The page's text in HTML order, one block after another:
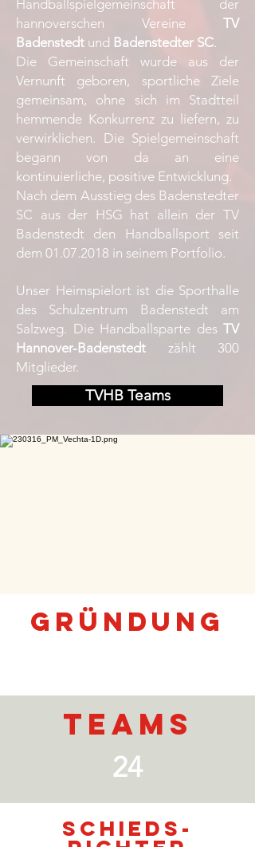
Handballspielgemeinschaft der
hannoverschen Vereine TV
Badenstedt und Badenstedter SC.
Die Gemeinschaft wurde aus der
Vernunft geboren, sportliche Ziele
gemeinsam, ohne sich im Stadtteil
hemmende Konkurrenz zu liefern, zu
verwirklichen. Die Spielgemeinschaft
begann von da an eine
kontinuierliche, positive Entwicklung.
Nach dem Ausstieg des Badenstedter
SC aus der HSG hat allein der TV
Badenstedt den Handballsport seit
dem 01.07.2018 in seinem Portfolio.
Unser Heimspielort ist die Sporthalle
des Schulzentrum Badenstedt am
Salzweg. Die Handballsparte des TV
Hannover-Badenstedt zählt 300
Mitglieder.
TVHB Teams
Gründung
Teams
24
Schieds-